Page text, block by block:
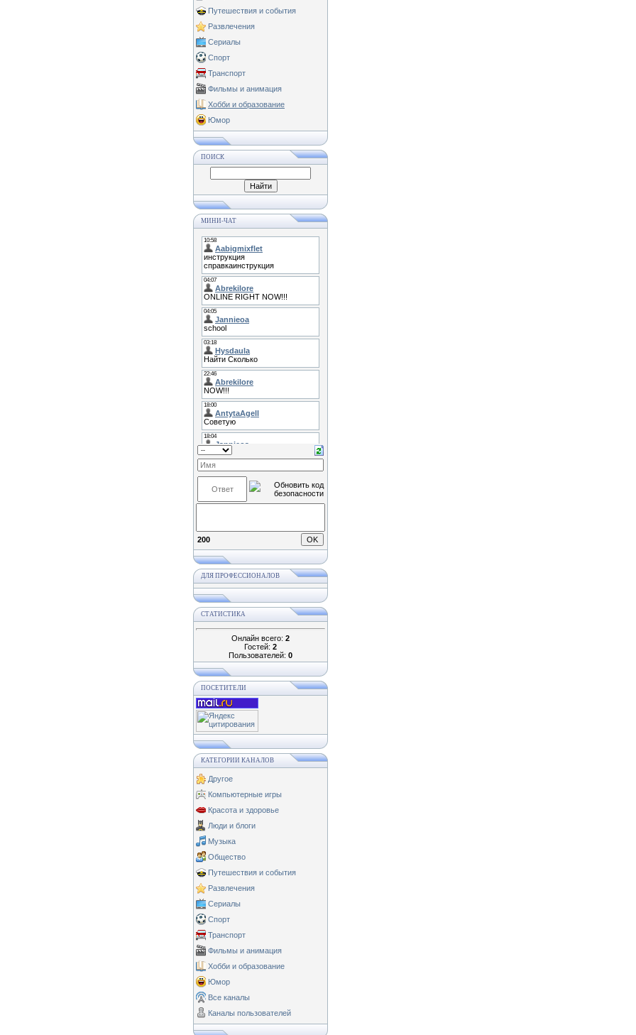
Путешествия и события
Развлечения
Сериалы
Спорт
Транспорт
Фильмы и анимация
Хобби и образование
Юмор
ПОИСК
МИНИ-ЧАТ
200
ДЛЯ ПРОФЕССИОНАЛОВ
СТАТИСТИКА
Онлайн всего: 2
Гостей: 2
Пользователей: 0
ПОСЕТИТЕЛИ
КАТЕГОРИИ КАНАЛОВ
Другое
Компьютерные игры
Красота и здоровье
Люди и блоги
Музыка
Общество
Путешествия и события
Развлечения
Сериалы
Спорт
Транспорт
Фильмы и анимация
Хобби и образование
Юмор
Все каналы
Каналы пользователей